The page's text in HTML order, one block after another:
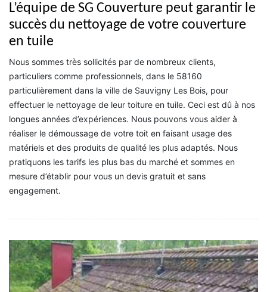
L’équipe de SG Couverture peut garantir le
succès du nettoyage de votre couverture
en tuile
Nous sommes très sollicités par de nombreux clients,
particuliers comme professionnels, dans le 58160
particulièrement dans la ville de Sauvigny Les Bois, pour
effectuer le nettoyage de leur toiture en tuile. Ceci est dû à nos
longues années d’expériences. Nous pouvons vous aider à
réaliser le démoussage de votre toit en faisant usage des
matériels et des produits de qualité les plus adaptés. Nous
pratiquons les tarifs les plus bas du marché et sommes en
mesure d’établir pour vous un devis gratuit et sans
engagement.